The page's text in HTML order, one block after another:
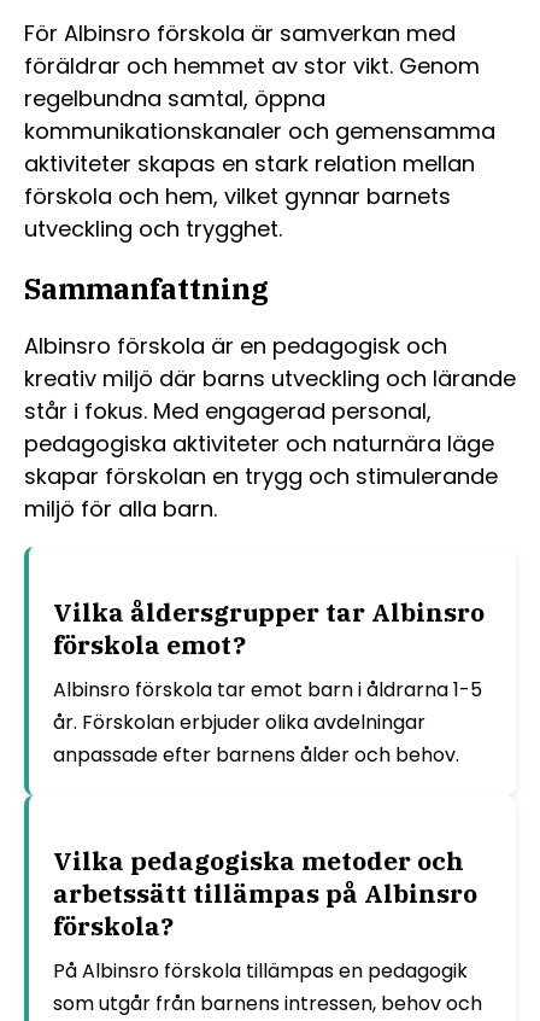
För Albinsro förskola är samverkan med
föräldrar och hemmet av stor vikt. Genom
regelbundna samtal, öppna
kommunikationskanaler och gemensamma
aktiviteter skapas en stark relation mellan
förskola och hem, vilket gynnar barnets
utveckling och trygghet.
Sammanfattning
Albinsro förskola är en pedagogisk och
kreativ miljö där barns utveckling och lärande
står i fokus. Med engagerad personal,
pedagogiska aktiviteter och naturnära läge
skapar förskolan en trygg och stimulerande
miljö för alla barn.
Vilka åldersgrupper tar Albinsro
förskola emot?
Albinsro förskola tar emot barn i åldrarna 1-5
år. Förskolan erbjuder olika avdelningar
anpassade efter barnens ålder och behov.
Vilka pedagogiska metoder och
arbetssätt tillämpas på Albinsro
förskola?
På Albinsro förskola tillämpas en pedagogik
som utgår från barnens intressen, behov och